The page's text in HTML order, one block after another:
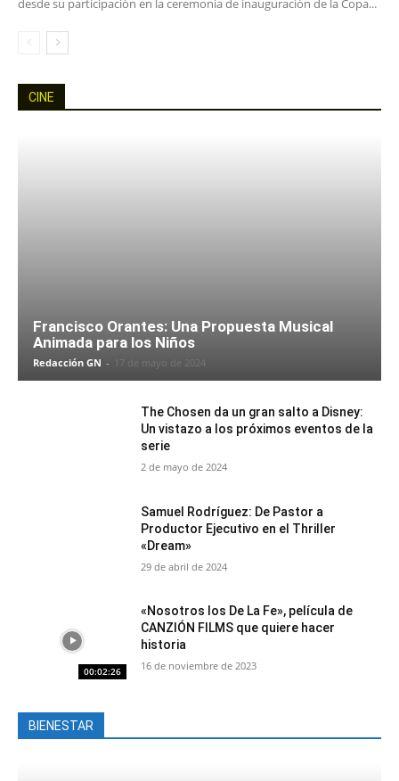
desde su participación en la ceremonia de inauguración de la Copa...
CINE
Francisco Orantes: Una Propuesta Musical
Animada para los Niños
Redacción GN - 17 de mayo de 2024
The Chosen da un gran salto a Disney:
Un vistazo a los próximos eventos de la
serie
2 de mayo de 2024
Samuel Rodríguez: De Pastor a
Productor Ejecutivo en el Thriller
«Dream»
29 de abril de 2024
00:02:26
«Nosotros los De La Fe», película de
CANZIÓN FILMS que quiere hacer
historia
16 de noviembre de 2023
BIENESTAR